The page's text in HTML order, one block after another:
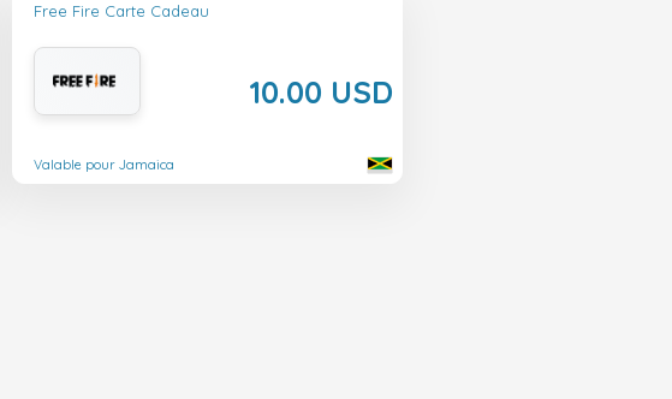
Free Fire Carte Cadeau
10.00 USD
Valable pour Jamaica